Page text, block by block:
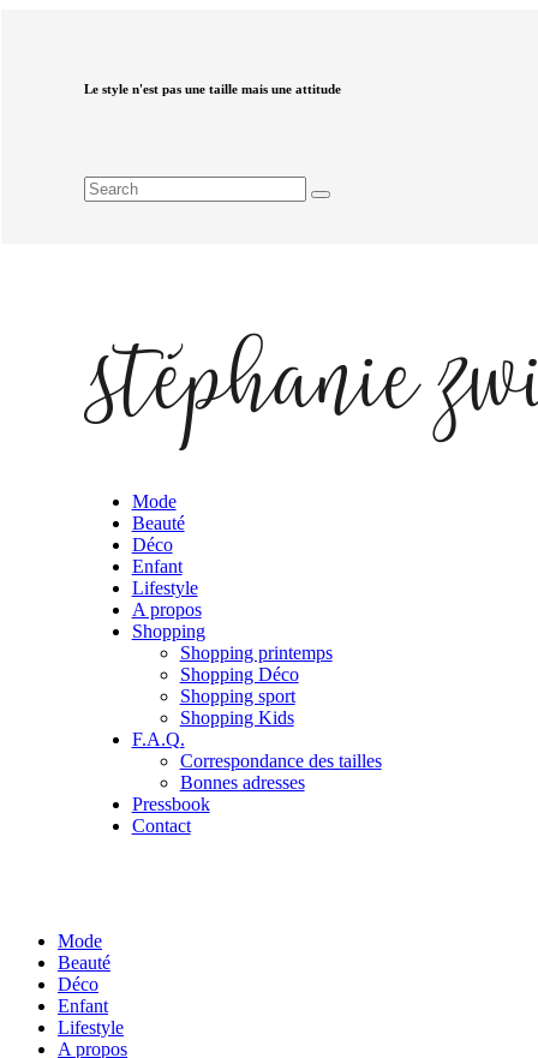
Le style n'est pas une taille mais une attitude
Mode
Beauté
Déco
Enfant
Lifestyle
A propos
Shopping
Shopping printemps
Shopping Déco
Shopping sport
Shopping Kids
F.A.Q.
Correspondance des tailles
Bonnes adresses
Pressbook
Contact
Mode
Beauté
Déco
Enfant
Lifestyle
A propos